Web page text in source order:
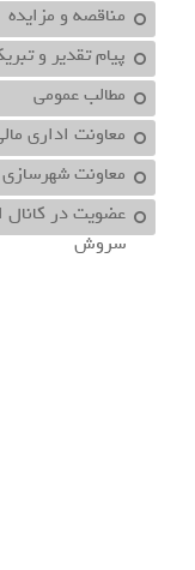
مناقصه و مزایده
پیام تقدیر و
مطالب عمومی
معاونت اداري
معاونت شهرسازي
عضویت در کانال
سروش